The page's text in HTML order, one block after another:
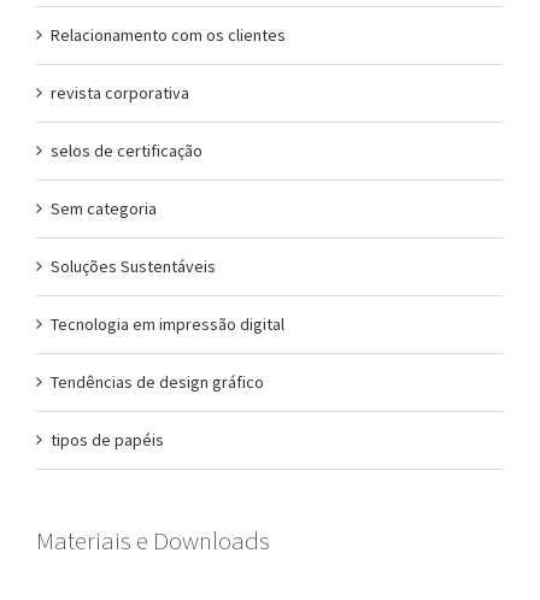
Relacionamento com os clientes
revista corporativa
selos de certificação
Sem categoria
Soluções Sustentáveis
Tecnologia em impressão digital
Tendências de design gráfico
tipos de papéis
Materiais e Downloads